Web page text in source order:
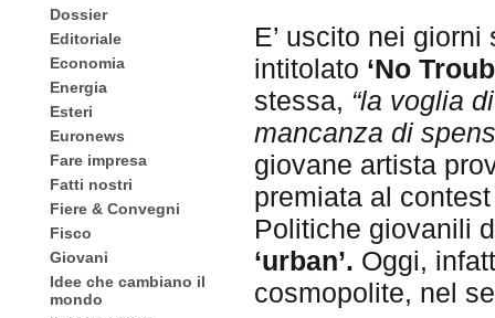
Dossier
Editoriale
Economia
Energia
Esteri
Euronews
Fare impresa
Fatti nostri
Fiere & Convegni
Fisco
Giovani
Idee che cambiano il
mondo
E’ uscito nei
intitolato ‘No
stessa, “la voglia
mancanza di
giovane artista
premiata al
Politiche giovanili
‘urban’. Oggi,
cosmopolite, nel